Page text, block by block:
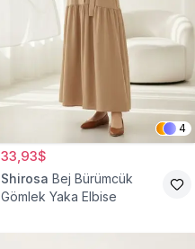
4
33,93$
Shirosa Bej Bürümcük
Gömlek Yaka Elbise